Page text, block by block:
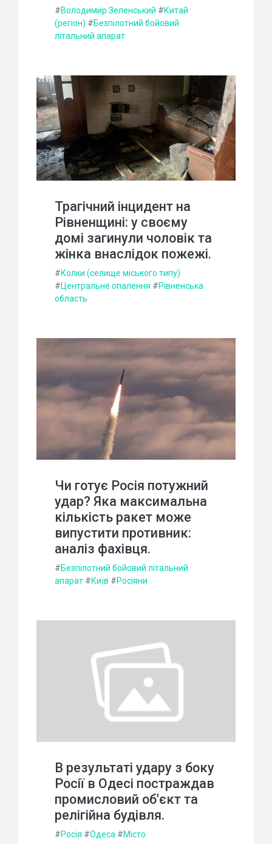
#Володимир Зеленський #Китай
(регіон) #Безпілотний бойовий
літальний апарат
Трагічний інцидент на
Рівненщині: у своєму
домі загинули чоловік та
жінка внаслідок пожежі.
#Колки (селище міського типу)
#Центральне опалення #Рівненська
область
Чи готує Росія потужний
удар? Яка максимальна
кількість ракет може
випустити противник:
аналіз фахівця.
#Безпілотний бойовий літальний
апарат #Київ #Росіяни
В результаті удару з боку
Росії в Одесі постраждав
промисловий об'єкт та
релігійна будівля.
#Росія #Одеса #Місто